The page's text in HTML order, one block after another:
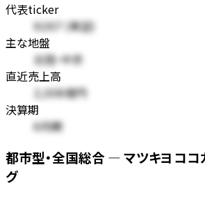
代表ticker
9267 (東証)
主な地盤
北陸・中京
直近売上高
2,008億円
決算期
6月期
都市型・全国総合 — マツキヨココ
グ